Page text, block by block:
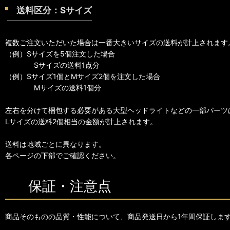
送料区分：Sサイズ
複数ご注文いただいた場合は一番大きいサイズの送料が計上されます
（例）Sサイズを5個注文した場合
Sサイズの送料1点分
（例）Sサイズ1個とMサイズ2個を注文した場合
Mサイズの送料1個分
左右を分けて梱包する必要がある大型ヘッドライトなどの一部パーツ
Lサイズの送料2個相当の金額が計上されます。
送料は地域ごとに異なります。
各ページの下部でご確認ください。
保証・注意点
商品そのものの品質・性能について、商品発送日から1年間保証します